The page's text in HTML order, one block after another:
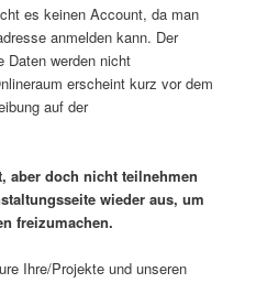
es keinen Account, da man
anmelden kann. Der
Daten werden nicht
erscheint kurz vor dem
auf der
aber doch nicht teilnehmen
wieder aus, um
freizumachen.
Ihre/Projekte und unseren